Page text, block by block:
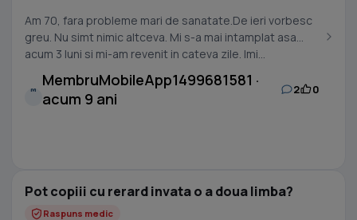
Am 70, fara probleme mari de sanatate.De ieri vorbesc
greu. Nu simt nimic altceva. Mi s-a mai intamplat asa
acum 3 luni si mi-am revenit in cateva zile. Imi...
M
MembruMobileApp1499681581 ·
acum 9 ani
2 0
Pot copiii cu rerard invata o a doua limba?
Raspuns medic